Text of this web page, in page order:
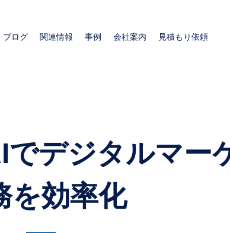
ン
移
動
ブログ 関連情報 事例 会社案内 見積もり依頼
でデジタルマー
を効率化